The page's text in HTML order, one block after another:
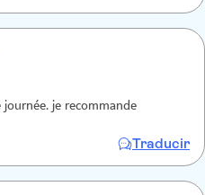
je recommande
Traducir